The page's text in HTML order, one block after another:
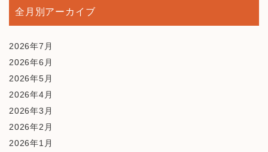
全月別アーカイブ
2026年7月
2026年6月
2026年5月
2026年4月
2026年3月
2026年2月
2026年1月